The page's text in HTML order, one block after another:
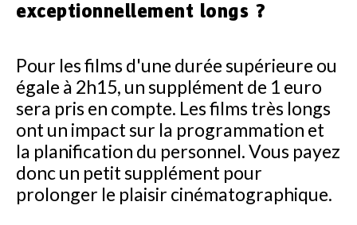
exceptionnellement longs ?
Pour les films d'une durée supérieure ou
égale à 2h15, un supplément de 1 euro
sera pris en compte. Les films très longs
ont un impact sur la programmation et
la planification du personnel. Vous payez
donc un petit supplément pour
prolonger le plaisir cinématographique.